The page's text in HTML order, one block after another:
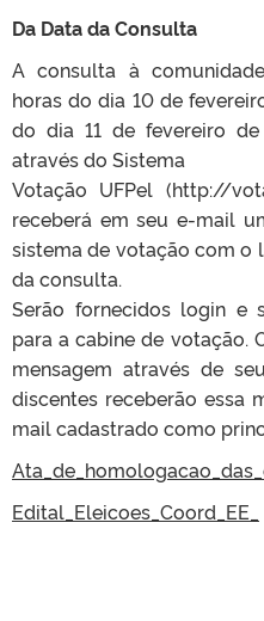
Da Data da Consulta
A consulta à
horas do dia 10 de
do dia 11 de fevereiro
através do Sistema
Votação UFPel (http://
receberá em seu e-mail
sistema de votação com o
da consulta.
Serão fornecidos login e
para a cabine de votação.
mensagem através de
discentes receberão essa
mail cadastrado como
Edital_Eleicoes_Coord_EE_